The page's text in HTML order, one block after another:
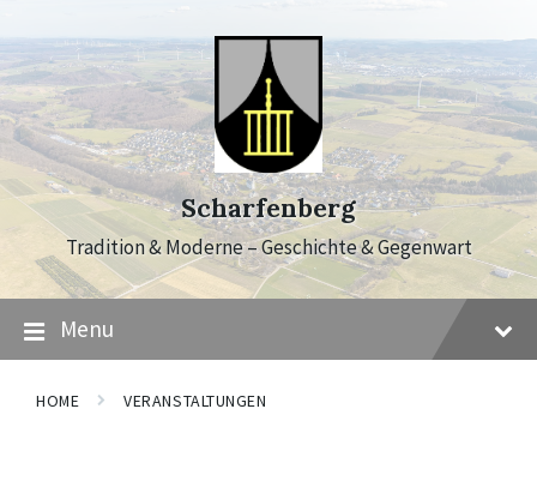
content
main
navigation
footer
Scharfenberg
Tradition & Moderne – Geschichte & Gegenwart
Menu
HOME VERANSTALTUNGEN